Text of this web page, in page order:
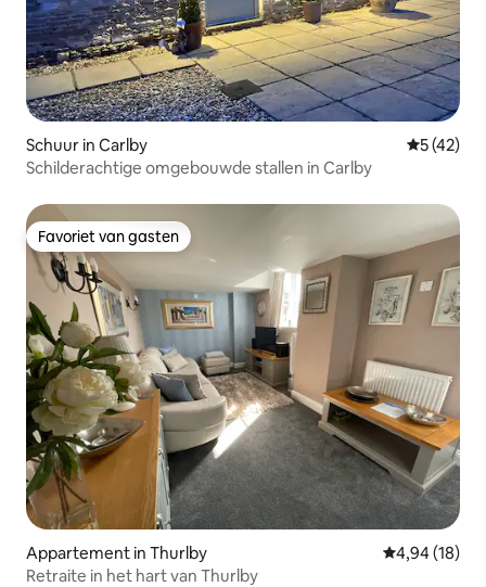
Schuur in Carlby
5 (42)
Schilderachtige omgebouwde stallen in Carlby
Favoriet van gasten
Favoriet van gasten
Appartement in Thurlby Gemiddelde
4,94 (18)
Retraite in het hart van Thurlby